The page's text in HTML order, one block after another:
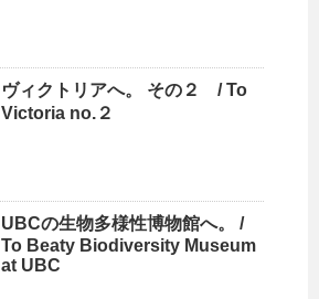
ヴィクトリアへ。 その２ / To
Victoria no.２
UBCの生物多様性博物館へ。 /
To Beaty Biodiversity Museum
at UBC